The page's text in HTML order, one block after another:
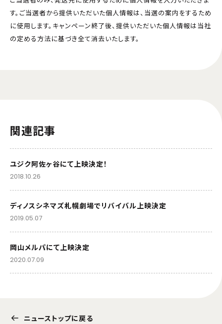
す。ご当選者から提供いただいた個人情報は、当選の案内をするため
に使用します。キャンペーン終了後、提供いただいた個人情報は当社
の定める方法に基づき全て消去いたします。
関連記事
ユジク阿佐ヶ谷にて上映決定！
2018.10.26
ディノスシネマズ札幌劇場でリバイバル上映決定
2019.05.07
岡山メルパにて上映決定
2020.07.09
ニューストップに戻る